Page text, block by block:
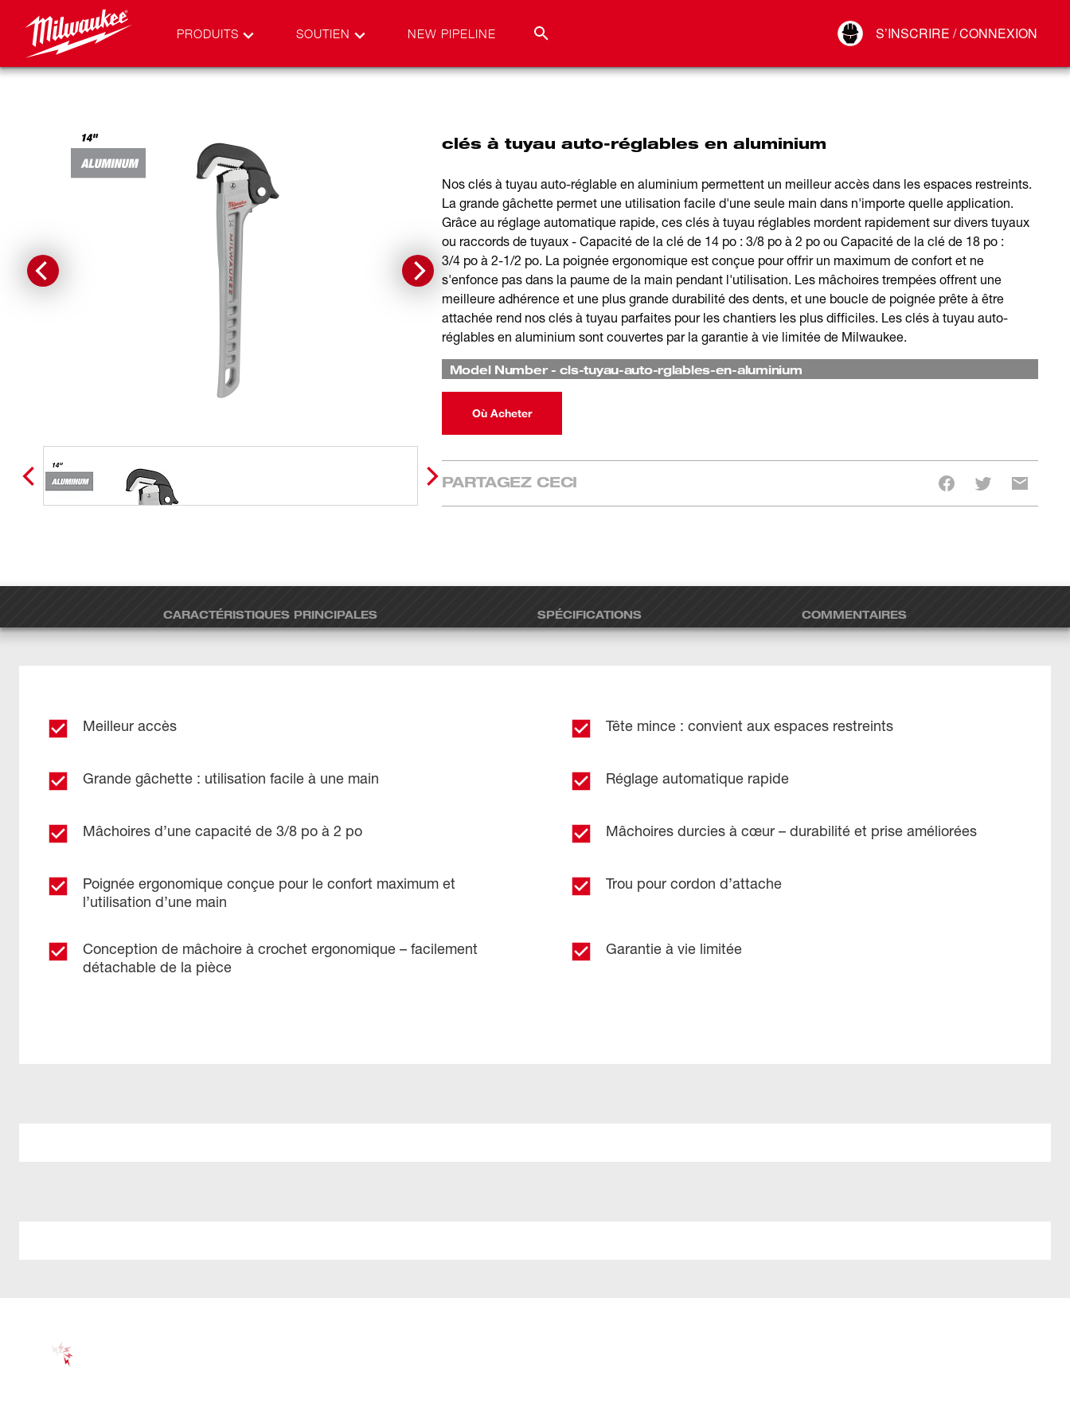
PRODUITS SOUTIEN NEW PIPELINE S’INSCRIRE / CONNEXION
Connect
clés à tuyau auto-réglables en aluminium
Nos clés à tuyau auto-réglable en aluminium permettent un meilleur accès dans les espaces restreints.
La grande gâchette permet une utilisation facile d'une seule main dans n'importe quelle application.
Grâce au réglage automatique rapide, ces clés à tuyau réglables mordent rapidement sur divers tuyaux
ou raccords de tuyaux - Capacité de la clé de 14 po : 3/8 po à 2 po ou Capacité de la clé de 18 po :
3/4 po à 2-1/2 po. La poignée ergonomique est conçue pour offrir un maximum de confort et ne
s'enfonce pas dans la paume de la main pendant l'utilisation. Les mâchoires trempées offrent une
meilleure adhérence et une plus grande durabilité des dents, et une boucle de poignée prête à être
attachée rend nos clés à tuyau parfaites pour les chantiers les plus difficiles. Les clés à tuyau auto-
réglables en aluminium sont couvertes par la garantie à vie limitée de Milwaukee.
Model Number-cls-tuyau-auto-rglables-en-aluminium
Où Acheter
PARTAGEZ CECI
CARACTÉRISTIQUES PRINCIPALES SPÉCIFICATIONS COMMENTAIRES
Meilleur accès Tête mince : convient aux espaces restreints
Grande gâchette : utilisation facile à une main Réglage automatique rapide
Mâchoires d’une capacité de 3/8 po à 2 po Mâchoires durcies à cœur – durabilité et prise améliorées
Poignée ergonomique conçue pour le confort maximum et
l’utilisation d’une main
Trou pour cordon d’attache
Conception de mâchoire à crochet ergonomique – facilement
détachable de la pièce
Garantie à vie limitée